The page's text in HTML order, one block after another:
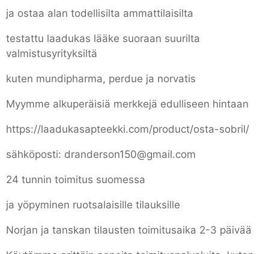
ja ostaa alan todellisilta ammattilaisilta
testattu laadukas lääke suoraan suurilta
valmistusyrityksiltä
kuten mundipharma, perdue ja norvatis
Myymme alkuperäisiä merkkejä edulliseen hintaan
https://laadukasapteekki.com/product/osta-sobril/
sähköposti: dranderson150@gmail.com
24 tunnin toimitus suomessa
ja yöpyminen ruotsalaisille tilauksille
Norjan ja tanskan tilausten toimitusaika 2-3 päivää